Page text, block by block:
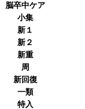
脳卒中ケア
小集
新１
新２
新重
周
新回復
一類
特入